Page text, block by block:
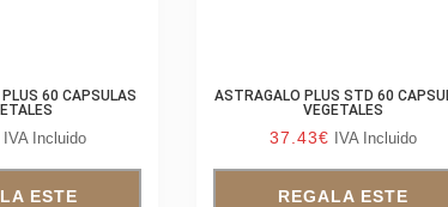
60 CAPSULAS
IVA Incluido
ESTE
ASTRAGALO PLUS STD 60
VEGETALES
37.43€ IVA Incluido
REGALA ESTE